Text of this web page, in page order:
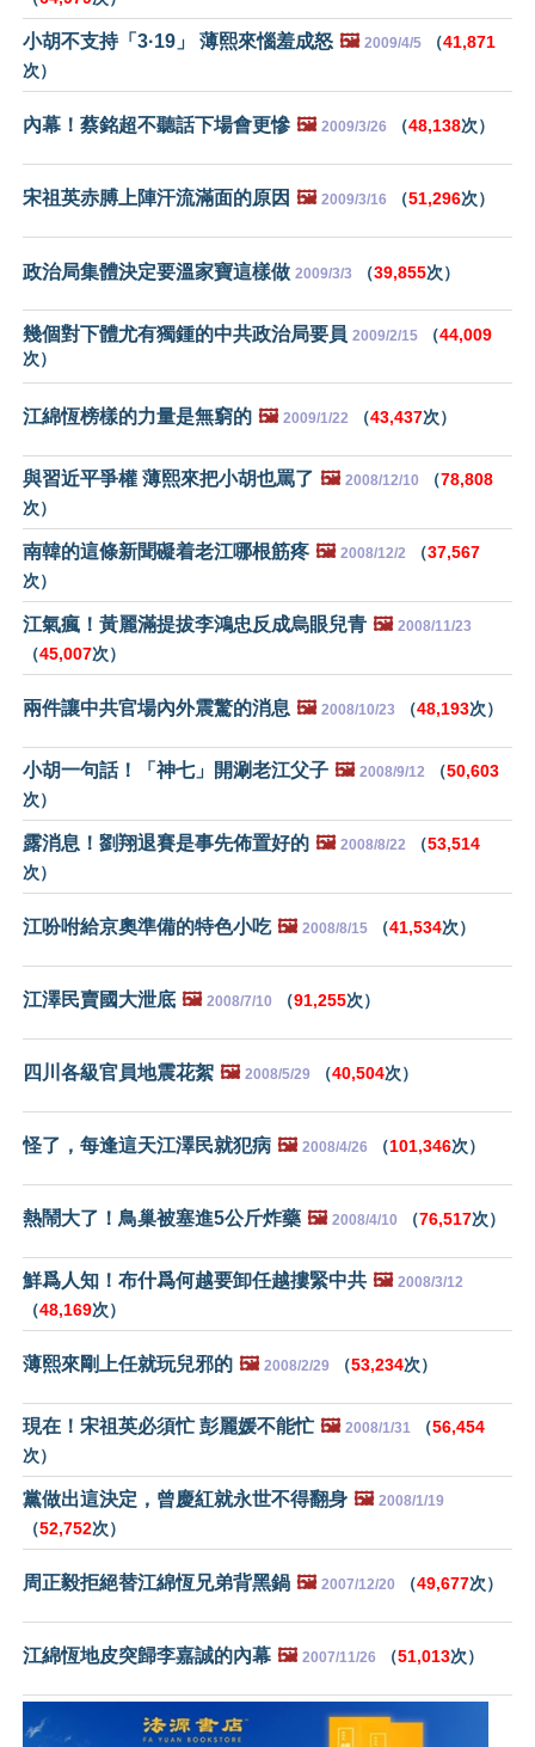
小胡不支持「3·19」 薄熙來惱羞成怒 🖼️ 2009/4/5 （41,871
次）
內幕！蔡銘超不聽話下場會更慘 🖼️ 2009/3/26 （48,138次）
宋祖英赤膊上陣汗流滿面的原因 🖼️ 2009/3/16 （51,296次）
政治局集體決定要溫家寶這樣做 2009/3/3 （39,855次）
幾個對下體尤有獨鍾的中共政治局要員 2009/2/15 （44,009
次）
江綿恆榜樣的力量是無窮的 🖼️ 2009/1/22 （43,437次）
與習近平爭權 薄熙來把小胡也罵了 🖼️ 2008/12/10 （78,808
次）
南韓的這條新聞礙着老江哪根筋疼 🖼️ 2008/12/2 （37,567
次）
江氣瘋！黃麗滿提拔李鴻忠反成烏眼兒青 🖼️ 2008/11/23
（45,007次）
兩件讓中共官場內外震驚的消息 🖼️ 2008/10/23 （48,193次）
小胡一句話！「神七」開涮老江父子 🖼️ 2008/9/12 （50,603
次）
露消息！劉翔退賽是事先佈置好的 🖼️ 2008/8/22 （53,514
次）
江吩咐給京奧準備的特色小吃 🖼️ 2008/8/15 （41,534次）
江澤民賣國大泄底 🖼️ 2008/7/10 （91,255次）
四川各級官員地震花絮 🖼️ 2008/5/29 （40,504次）
怪了，每逢這天江澤民就犯病 🖼️ 2008/4/26 （101,346次）
熱鬧大了！鳥巢被塞進5公斤炸藥 🖼️ 2008/4/10 （76,517次）
鮮爲人知！布什爲何越要卸任越摟緊中共 🖼️ 2008/3/12
（48,169次）
薄熙來剛上任就玩兒邪的 🖼️ 2008/2/29 （53,234次）
現在！宋祖英必須忙 彭麗媛不能忙 🖼️ 2008/1/31 （56,454
次）
黨做出這決定，曾慶紅就永世不得翻身 🖼️ 2008/1/19
（52,752次）
周正毅拒絕替江綿恆兄弟背黑鍋 🖼️ 2007/12/20 （49,677次）
江綿恆地皮突歸李嘉誠的內幕 🖼️ 2007/11/26 （51,013次）